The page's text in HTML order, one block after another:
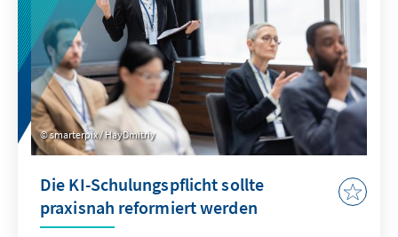
smarterpix / HayDmitriy
Die KI-Schulungspflicht sollte
praxisnah reformiert werden